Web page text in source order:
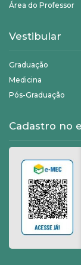
Área do Professor
Vestibular
Graduação
Medicina
Pós-Graduação
Cadastro no